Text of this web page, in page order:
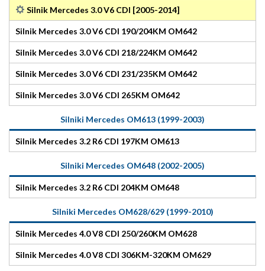
Silnik Mercedes 3.0 V6 CDI [2005-2014]
Silnik Mercedes 3.0 V6 CDI 190/204KM OM642
Silnik Mercedes 3.0 V6 CDI 218/224KM OM642
Silnik Mercedes 3.0 V6 CDI 231/235KM OM642
Silnik Mercedes 3.0 V6 CDI 265KM OM642
Silniki Mercedes OM613 (1999-2003)
Silnik Mercedes 3.2 R6 CDI 197KM OM613
Silniki Mercedes OM648 (2002-2005)
Silnik Mercedes 3.2 R6 CDI 204KM OM648
Silniki Mercedes OM628/629 (1999-2010)
Silnik Mercedes 4.0 V8 CDI 250/260KM OM628
Silnik Mercedes 4.0 V8 CDI 306KM-320KM OM629